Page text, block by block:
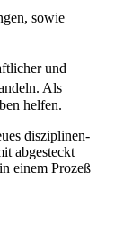
sowie
und
Als
helfen.
disziplinen­
abgesteckt
einem Prozeß